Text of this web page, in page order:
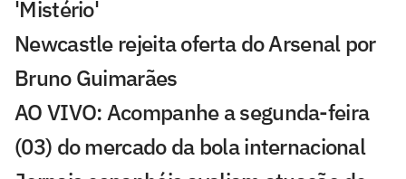
'Mistério'
Newcastle rejeita oferta do Arsenal por
Bruno Guimarães
AO VIVO: Acompanhe a segunda-feira
(03) do mercado da bola internacional